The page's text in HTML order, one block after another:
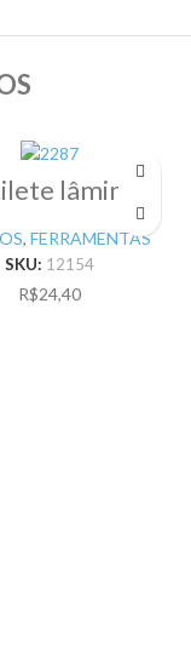
lâmina
Profissional
, FERRAMENTAS
SKU: 12154
R$24,40